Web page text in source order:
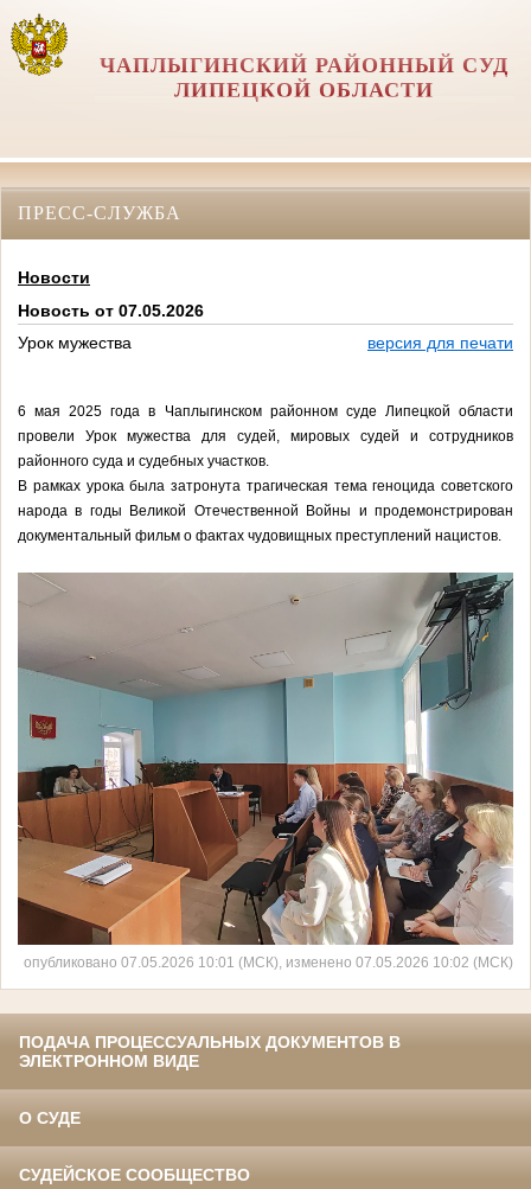
ЧАПЛЫГИНСКИЙ РАЙОННЫЙ СУД
ЛИПЕЦКОЙ ОБЛАСТИ
ПРЕСС-СЛУЖБА
Новости
Новость от 07.05.2026
Урок мужества
версия для печати
6 мая 2025 года в Чаплыгинском районном суде Липецкой области
провели Урок мужества для судей, мировых судей и сотрудников
районного суда и судебных участков.
В рамках урока была затронута трагическая тема геноцида советского
народа в годы Великой Отечественной Войны и продемонстрирован
документальный фильм о фактах чудовищных преступлений нацистов.
опубликовано 07.05.2026 10:01 (МСК), изменено 07.05.2026 10:02 (МСК)
ПОДАЧА ПРОЦЕССУАЛЬНЫХ ДОКУМЕНТОВ В
ЭЛЕКТРОННОМ ВИДЕ
О СУДЕ
СУДЕЙСКОЕ СООБЩЕСТВО